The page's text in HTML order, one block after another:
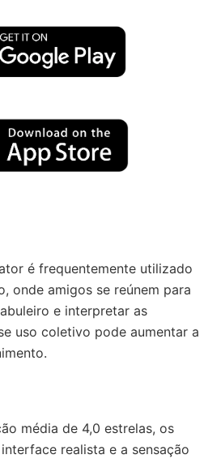
é frequentemente utilizado
onde amigos se reúnem para
e interpretar as
uso coletivo pode aumentar a
média de 4,0 estrelas, os
realista e a sensação